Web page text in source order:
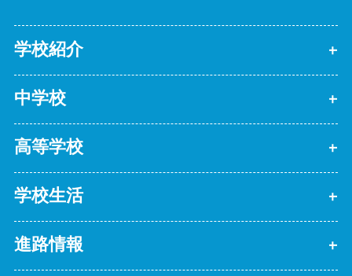
学校紹介
中学校
高等学校
学校生活
進路情報